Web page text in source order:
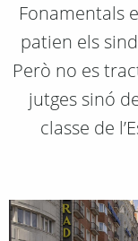
Fonamentals
patien els
Però no es
jutges sinó
classe de